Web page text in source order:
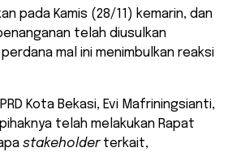
pada Kamis (28/11) kemarin, dan
telah diusulkan
mal ini menimbulkan reaksi
Kota Bekasi, Evi Mafriningsianti,
telah melakukan Rapat
stakeholderterkait,